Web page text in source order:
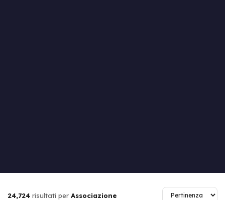
24,724 risultati per Associazione